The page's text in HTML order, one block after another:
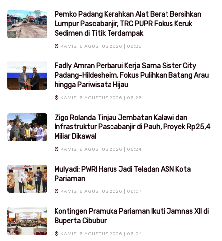
Pemko Padang Kerahkan Alat Berat Bersihkan
Lumpur Pascabanjir, TRC PUPR Fokus Keruk
Sedimen di Titik Terdampak
KAMIS, 6 AGUSTUS 2026 | 06:28
Fadly Amran Perbarui Kerja Sama Sister City
Padang-Hildesheim, Fokus Pulihkan Batang Arau
hingga Pariwisata Hijau
KAMIS, 6 AGUSTUS 2026 | 06:26
Zigo Rolanda Tinjau Jembatan Kalawi dan
Infrastruktur Pascabanjir di Pauh, Proyek Rp25,4
Miliar Dikawal
KAMIS, 6 AGUSTUS 2026 | 06:24
Mulyadi: PWRI Harus Jadi Teladan ASN Kota
Pariaman
KAMIS, 6 AGUSTUS 2026 | 06:07
Kontingen Pramuka Pariaman Ikuti Jamnas XII di
Buperta Cibubur
KAMIS, 6 AGUSTUS 2026 | 06:04